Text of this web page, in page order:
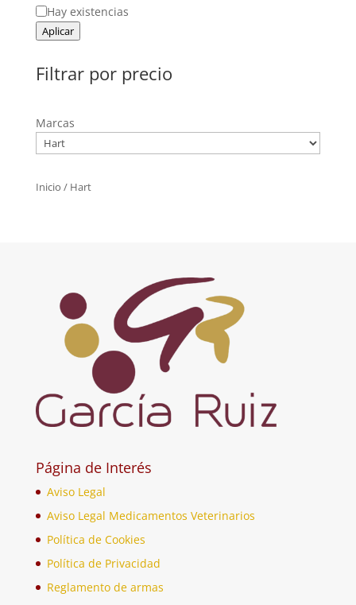
Estado
Hay existencias
Aplicar
Filtrar por precio
Marcas
Inicio / Hart
Página de Interés
Aviso Legal
Aviso Legal Medicamentos Veterinarios
Política de Cookies
Política de Privacidad
Reglamento de armas